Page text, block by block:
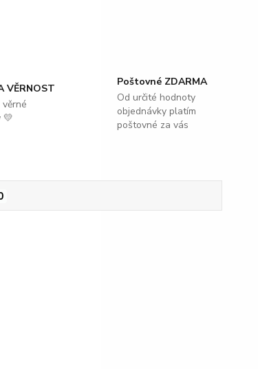
VĚRNOST
💛
Poštovné ZDARMA
Od určité hodnoty
objednávky platím
poštovné za vás